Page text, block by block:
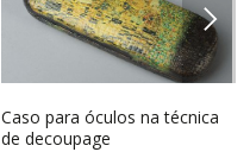
Caso para óculos na técnica
de decoupage
NEXT